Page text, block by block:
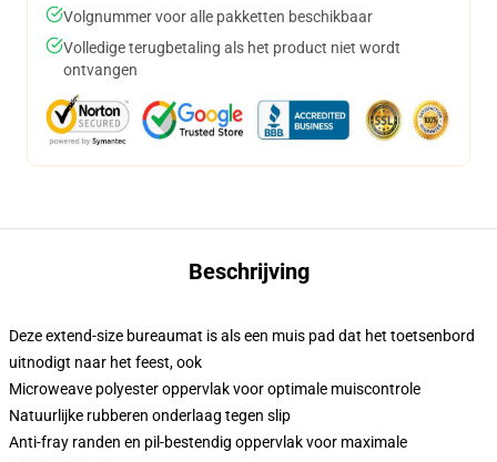
Volgnummer voor alle pakketten beschikbaar
Volledige terugbetaling als het product niet wordt
ontvangen
Beschrijving
Deze extend-size bureaumat is als een muis pad dat het toetsenbord
uitnodigt naar het feest, ook
Microweave polyester oppervlak voor optimale muiscontrole
Natuurlijke rubberen onderlaag tegen slip
Anti-fray randen en pil-bestendig oppervlak voor maximale